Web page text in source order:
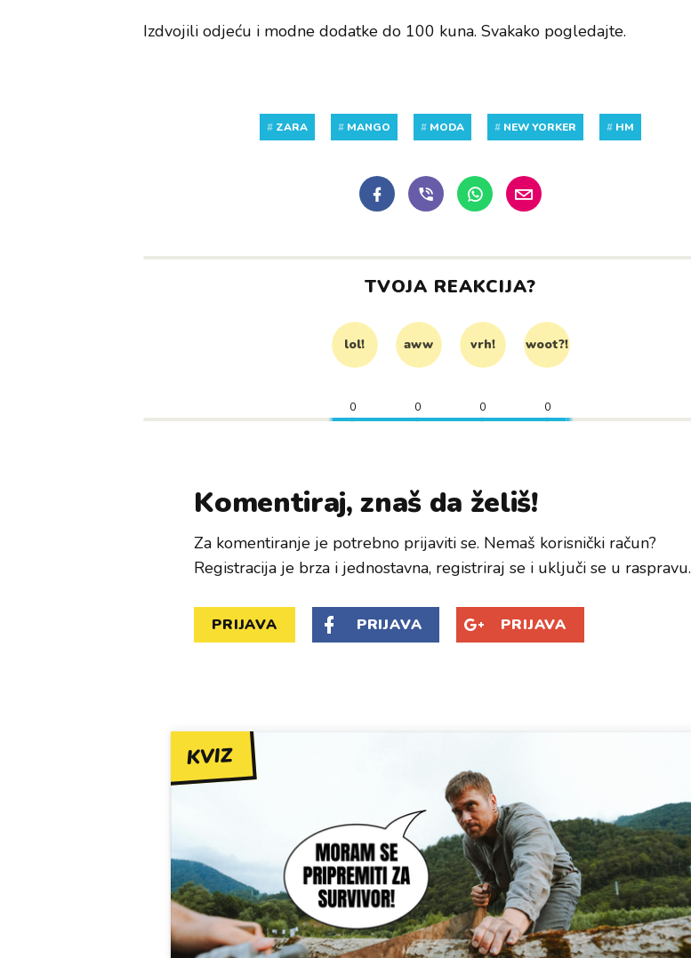
Izdvojili odjeću i modne dodatke do 100 kuna. Svakako pogledajte.
# ZARA # MANGO # MODA # NEW YORKER # HM
TVOJA REAKCIJA?
lol! aww vrh! woot?!
0 0 0 0
Komentiraj, znaš da želiš!
Za komentiranje je potrebno prijaviti se. Nemaš korisnički račun?
Registracija je brza i jednostavna, registriraj se i uključi se u raspravu.
PRIJAVA PRIJAVA PRIJAVA
KVIZ